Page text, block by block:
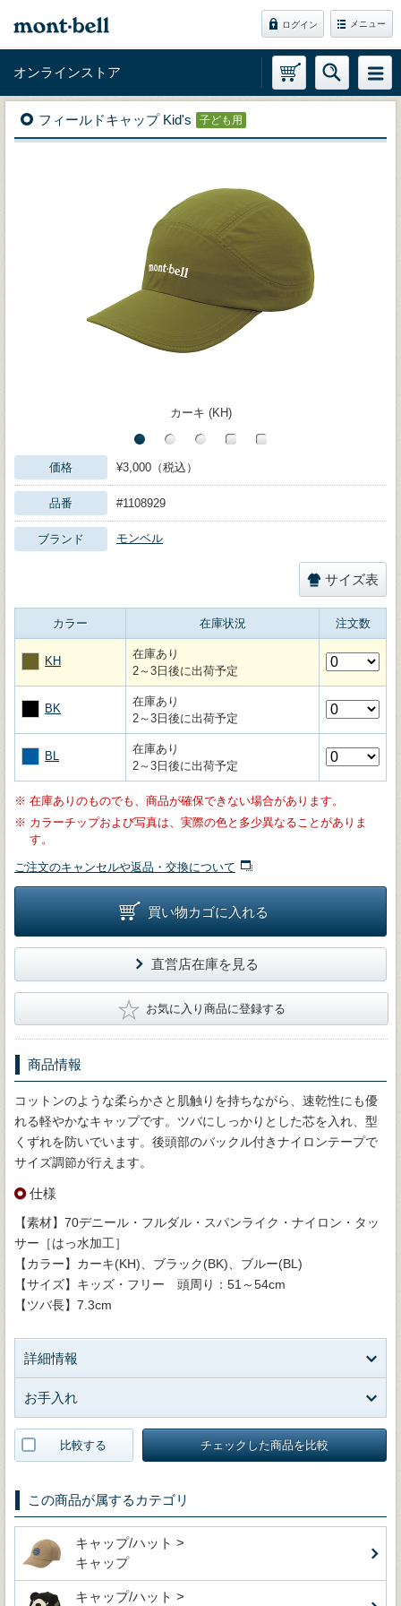
ログイン メニュー
オンラインストア
フィールドキャップ Kid's 子ども用
カーキ (KH)
価格 ¥3,000（税込）
品番 #1108929
ブランド モンベル
サイズ表
カラー 在庫状況 注文数
KH
在庫あり
2～3日後に出荷予定
BK
在庫あり
2～3日後に出荷予定
BL
在庫あり
2～3日後に出荷予定
※ 在庫ありのものでも、商品が確保できない場合があります。
※ カラーチップおよび写真は、実際の色と多少異なることがありま
す。
ご注文のキャンセルや返品・交換について
買い物カゴに入れる
直営店在庫を見る
★ お気に入り商品に登録する
商品情報
コットンのような柔らかさと肌触りを持ちながら、速乾性にも優
れる軽やかなキャップです。ツバにしっかりとした芯を入れ、型
くずれを防いでいます。後頭部のバックル付きナイロンテープで
サイズ調節が行えます。
仕様
【素材】70デニール・フルダル・スパンライク・ナイロン・タッ
サー［はっ水加工］
【カラー】カーキ(KH)、ブラック(BK)、ブルー(BL)
【サイズ】キッズ・フリー 頭周り：51～54cm
【ツバ長】7.3cm
詳細情報
お手入れ
比較する チェックした商品を比較
この商品が属するカテゴリ
キャップ/ハット >
キャップ
キャップ/ハット >